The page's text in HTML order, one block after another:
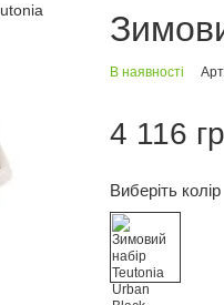
В наявності
4 116
Виберіть колір